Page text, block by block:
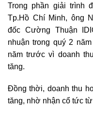
Trong phần giải trình
Tp.Hồ Chí Minh, ông
đốc Cường Thuận
nhuận trong quý 2
năm trước vì doanh
tăng.
Đồng thời, doanh thu
tăng, nhờ nhận cổ tức